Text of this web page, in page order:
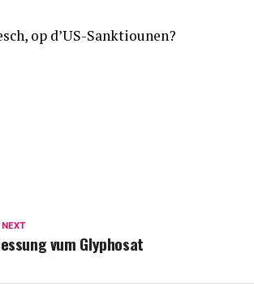
op d’US-Sanktiounen?
NEXT
vum Glyphosat